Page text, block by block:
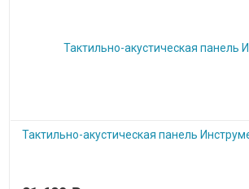
Тактильно-акустическая панель